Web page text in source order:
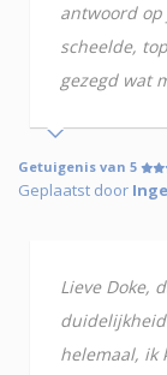
antwoord op
scheelde,
gezegd wat
Getuigenis van 5
Geplaatst door Inge
Lieve Doke,
helemaal, ik